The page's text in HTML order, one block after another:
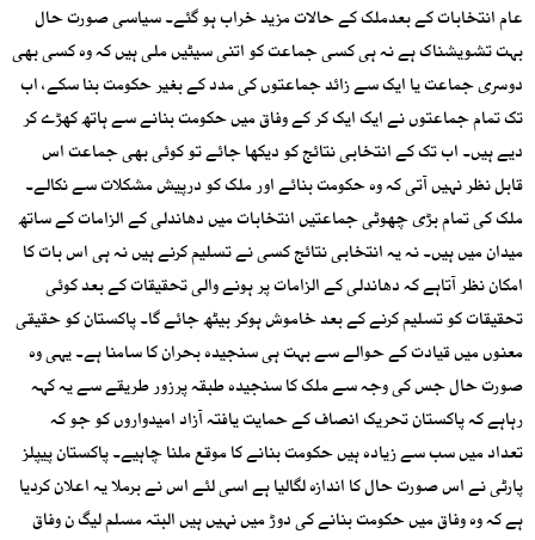
عام انتخابات کے بعدملک کے حالات مزید خراب ہو گئے۔ سیاسی صورت حال
بہت تشویشناک ہے نہ ہی کسی جماعت کو اتنی سیٹیں ملی ہیں کہ وہ کسی بھی
دوسری جماعت یا ایک سے زائد جماعتوں کی مدد کے بغیر حکومت بنا سکے، اب
تک تمام جماعتوں نے ایک ایک کر کے وفاق میں حکومت بنانے سے ہاتھ کھڑے کر
دیے ہیں۔ اب تک کے انتخابی نتائج کو دیکھا جائے تو کوئی بھی جماعت اس
قابل نظر نہیں آتی کہ وہ حکومت بنائے اور ملک کو درپیش مشکلات سے نکالے۔
ملک کی تمام بڑی چھوٹی جماعتیں انتخابات میں دھاندلی کے الزامات کے ساتھ
میدان میں ہیں۔ نہ یہ انتخابی نتائج کسی نے تسلیم کرنے ہیں نہ ہی اس بات کا
امکان نظر آتاہے کہ دھاندلی کے الزامات پر ہونے والی تحقیقات کے بعد کوئی
تحقیقات کو تسلیم کرنے کے بعد خاموش ہوکر بیٹھ جائے گا۔ پاکستان کو حقیقی
معنوں میں قیادت کے حوالے سے بہت ہی سنجیدہ بحران کا سامنا ہے۔ یہی وہ
صورت حال جس کی وجہ سے ملک کا سنجیدہ طبقہ پرزور طریقے سے یہ کہہ
رہاہے کہ پاکستان تحریک انصاف کے حمایت یافتہ آزاد امیدواروں کو جو کہ
تعداد میں سب سے زیادہ ہیں حکومت بنانے کا موقع ملنا چاہیے۔ پاکستان پیپلز
پارٹی نے اس صورت حال کا اندازہ لگالیا ہے اسی لئے اس نے برملا یہ اعلان کردیا
ہے کہ وہ وفاق میں حکومت بنانے کی دوڑ میں نہیں ہیں البتہ مسلم لیگ ن وفاق